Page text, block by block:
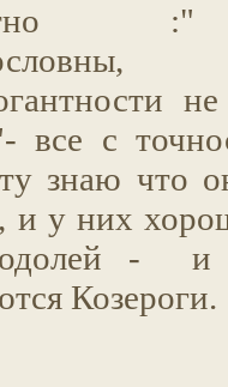
:"
все с
знаю что
и у них
- и
Козероги.